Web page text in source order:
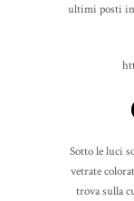
ultimi posti in
Sotto le luci
vetrate
trova sulla